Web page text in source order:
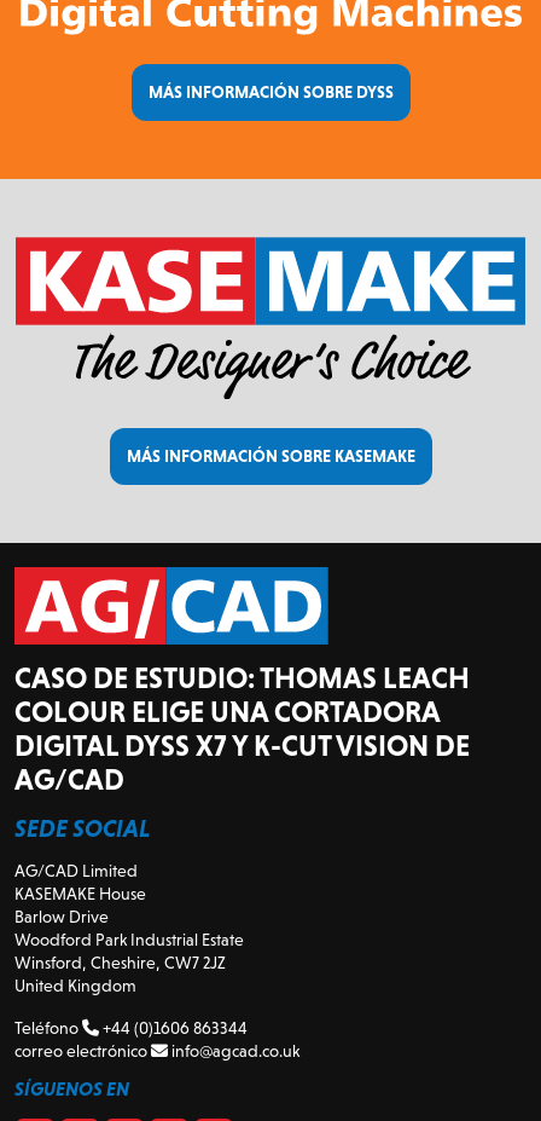
MÁS INFORMACIÓN SOBRE DYSS
MÁS INFORMACIÓN SOBRE KASEMAKE
CASO DE ESTUDIO: THOMAS LEACH
COLOUR ELIGE UNA CORTADORA
DIGITAL DYSS X7 Y K-CUT VISION DE
AG/CAD
SEDE SOCIAL
AG/CAD Limited
KASEMAKE House
Barlow Drive
Woodford Park Industrial Estate
Winsford, Cheshire, CW7 2JZ
United Kingdom
Teléfono
+44 (0)1606 863344
correo electrónico
info@agcad.co.uk
SÍGUENOS EN